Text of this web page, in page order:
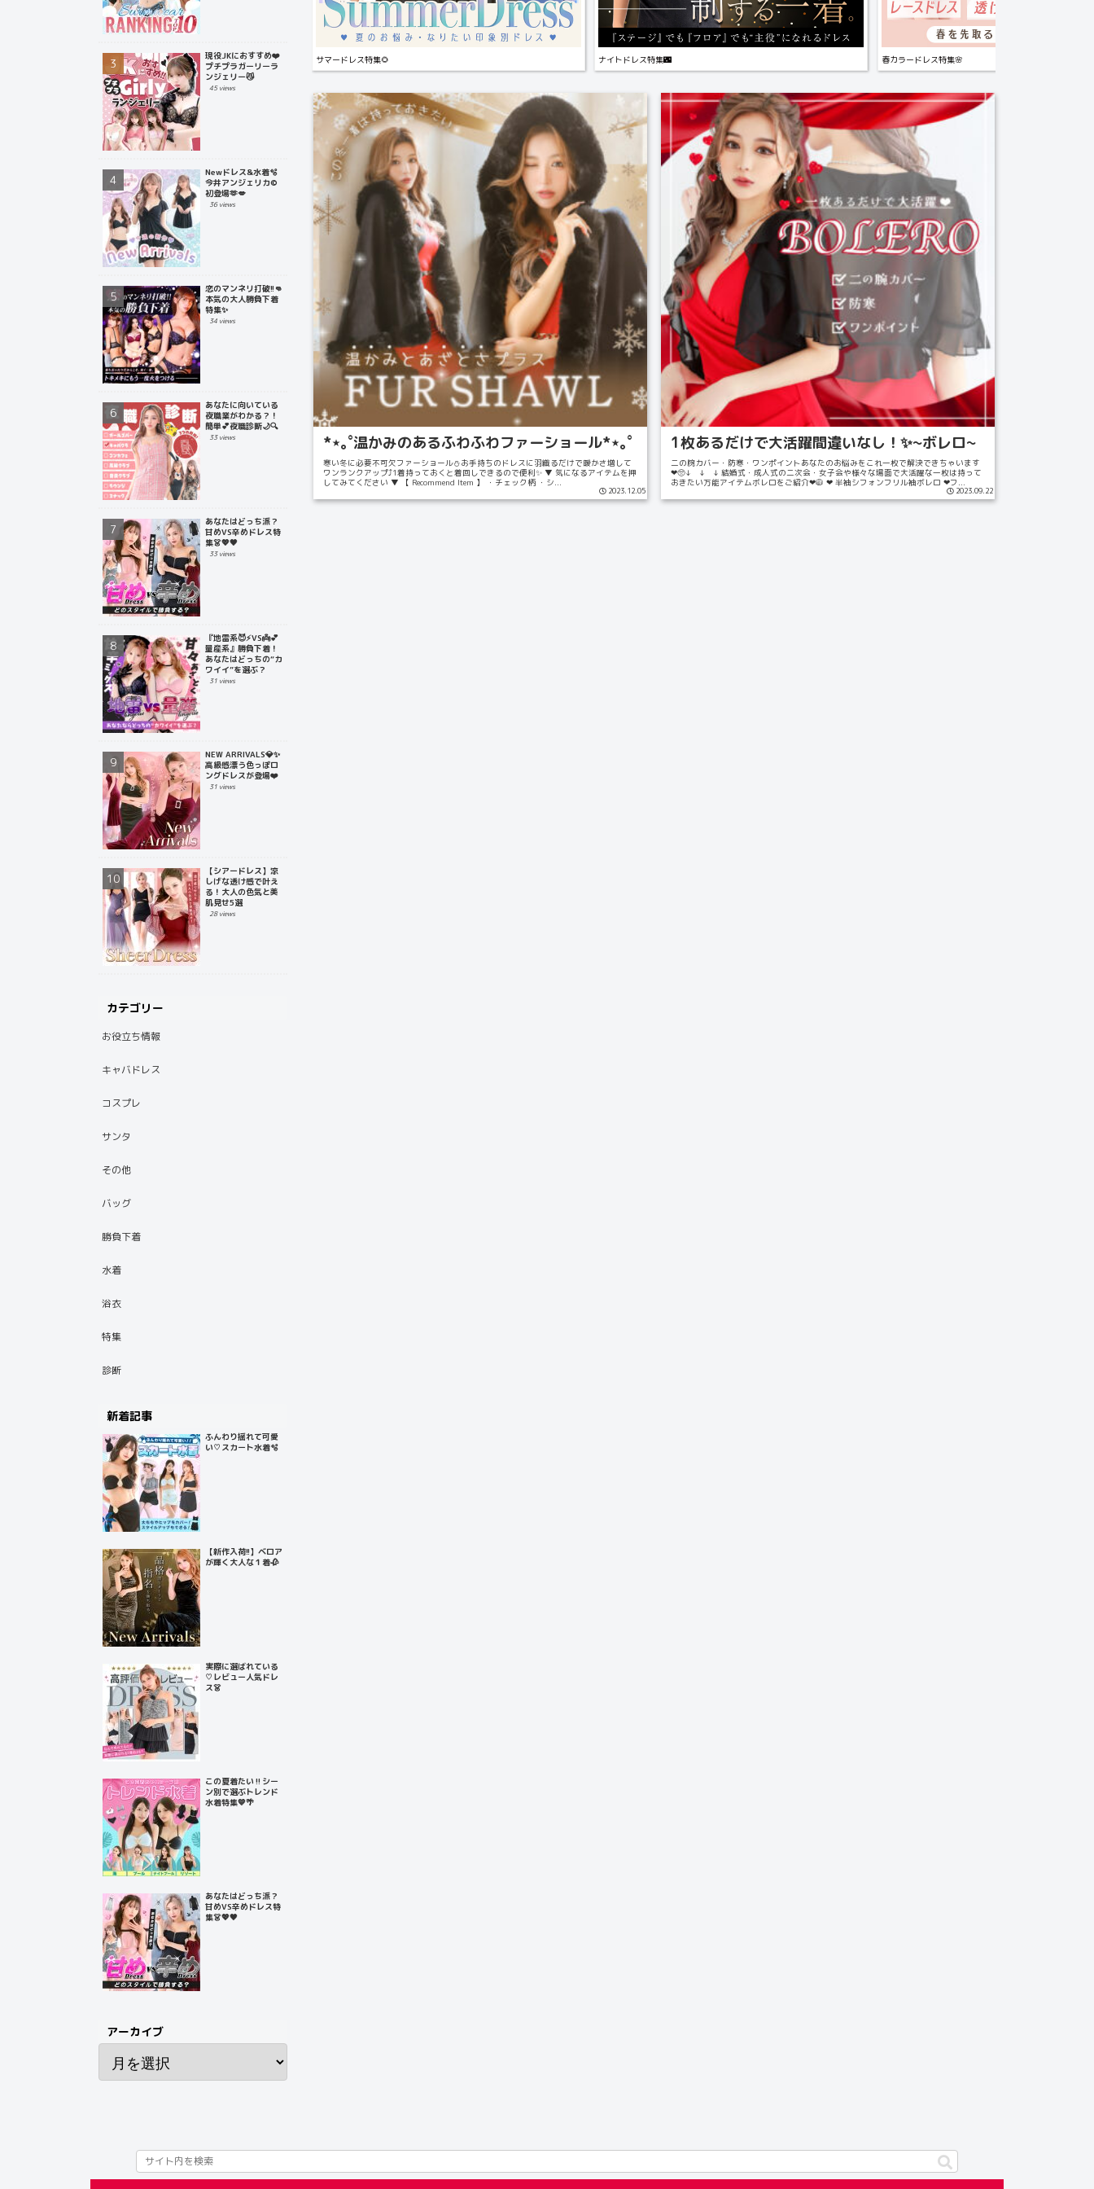
サマードレス特集🌻 ナイトドレス特集🌃 春カラードレス特集🌸
*⋆｡˚温かみのあるふわふわファーショール*⋆｡˚
寒い冬に必要不可欠ファーショール⛄️お手持ちのドレスに羽織るだけで暖かさ増して
ワンランクアップ⤴︎1着持っておくと着回しできるので便利✨ ▼ 気になるアイテムを押
してみてください ▼ 【 Recommend Item 】 ・チェック柄 ・シ...
2023.12.05
1枚あるだけで大活躍間違いなし！✨~ボレロ~
二の腕カバー・防寒・ワンポイントあなたのお悩みをこれ一枚で解決できちゃいます
❤︎🥺↓ ↓ ↓ 結婚式・成人式の二次会・女子会や様々な場面で大活躍な一枚は持って
おきたい万能アイテムボレロをご紹介❤︎🧥 ❤︎ 半袖シフォンフリル袖ボレロ ❤︎フ...
2023.09.22
現役JKにおすすめ❤️
プチプラガーリーラ
ンジェリー😼
45 views
Newドレス&水着🫧
今井アンジェリカ©
初登場🫶💋
36 views
恋のマンネリ打破!!👊
本気の大人勝負下着
特集✨
34 views
あなたに向いている
夜職業がわかる？！
簡単💕夜職診断🌙🔍
33 views
あなたはどっち派？
甘めVS辛めドレス特
集👗💖🖤
33 views
『地雷系😈⚡️VS👼💕
量産系』勝負下着！
あなたはどっちの“カ
ワイイ”を選ぶ？
31 views
NEW ARRIVALS💎✨
高級感漂う色っぽロ
ングドレスが登場❤️
31 views
【シアードレス】涼
しげな透け感で叶え
る！大人の色気と美
肌見せ5選
28 views
カテゴリー
お役立ち情報
キャバドレス
コスプレ
サンタ
その他
バッグ
勝負下着
水着
浴衣
特集
診断
新着記事
ふんわり揺れて可愛
い♡スカート水着🫧
【新作入荷!!】ベロア
が輝く大人な１着🥀
実際に選ばれている
♡レビュー人気ドレ
ス👗
この夏着たい‼️シー
ン別で選ぶトレンド
水着特集💙🌴
あなたはどっち派？
甘めVS辛めドレス特
集👗💖🖤
アーカイブ